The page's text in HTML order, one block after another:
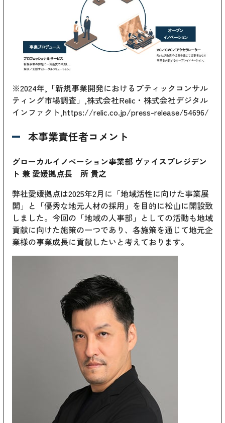
※2024年,「新規事業開発におけるブティックコンサル
ティング市場調査」,株式会社Relic・株式会社デジタル
インファクト,https://relic.co.jp/press-release/54696/
本事業責任者コメント
グローカルイノベーション事業部 ヴァイスプレジデン
ト 兼 愛媛拠点長 所 貴之
弊社愛媛拠点は2025年2月に「地域活性に向けた事業展
開」と「優秀な地元人材の採用」を目的に松山に開設致
しました。今回の「地域の人事部」としての活動も地域
貢献に向けた施策の一つであり、各施策を通じて地元企
業様の事業成長に貢献したいと考えております。